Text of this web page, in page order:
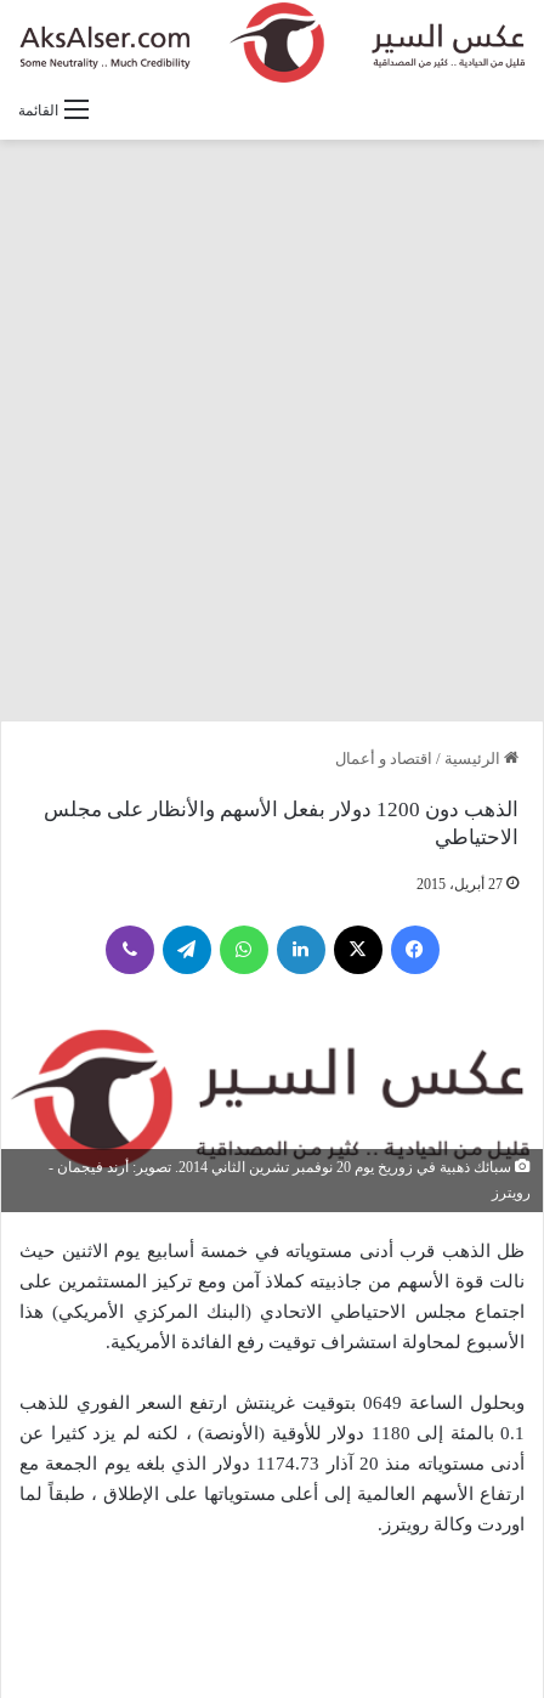
القائمة
الرئيسية / اقتصاد و أعمال
الذهب دون 1200 دولار بفعل الأسهم والأنظار على مجلس
الاحتياطي
27 أبريل، 2015
فيسبوك لينكدإن واتساب تيلقرام
سبائك ذهبية في زوريخ يوم 20 نوفمبر تشرين الثاني 2014. تصوير: أرند فيجمان -
رويترز
ظل الذهب قرب أدنى مستوياته في خمسة أسابيع يوم الاثنين حيث
نالت قوة الأسهم من جاذبيته كملاذ آمن ومع تركيز المستثمرين على
اجتماع مجلس الاحتياطي الاتحادي (البنك المركزي الأمريكي) هذا
الأسبوع لمحاولة استشراف توقيت رفع الفائدة الأمريكية.
وبحلول الساعة 0649 بتوقيت غرينتش ارتفع السعر الفوري للذهب
0.1 بالمئة إلى 1180 دولار للأوقية (الأونصة) ، لكنه لم يزد كثيرا عن
أدنى مستوياته منذ 20 آذار 1174.73 دولار الذي بلغه يوم الجمعة مع
ارتفاع الأسهم العالمية إلى أعلى مستوياتها على الإطلاق ، طبقاً لما
اوردت وكالة رويترز.